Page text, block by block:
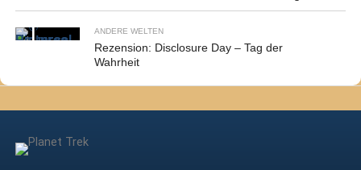
ANDERE WELTEN
Rezension: Disclosure Day – Tag der
Wahrheit